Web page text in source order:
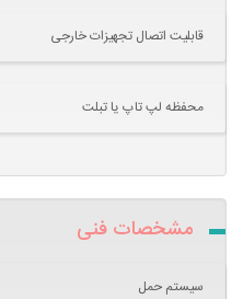
قابلیت اتصال تجهیزات خارجی
محفظه لپ تاپ یا تبلت
مشخصات فنی
سیستم حمل